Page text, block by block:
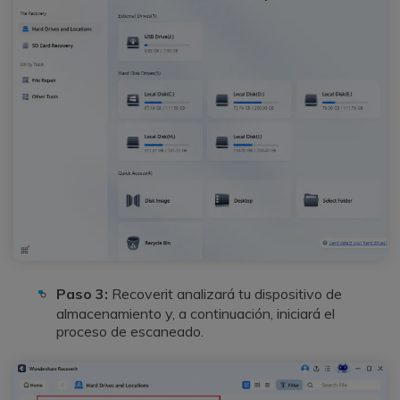
Paso 3: Recoverit analizará tu dispositivo de
almacenamiento y, a continuación, iniciará el
proceso de escaneado.